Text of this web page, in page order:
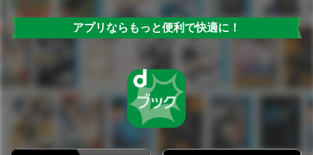
アプリならもっと便利で快適に！